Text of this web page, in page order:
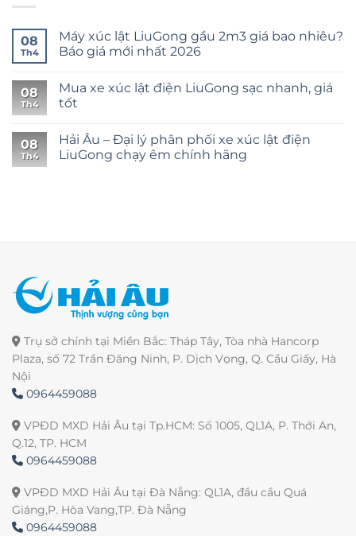
08
Th4
Máy xúc lật LiuGong gầu 2m3 giá bao nhiêu?
Báo giá mới nhất 2026
08
Th4
Mua xe xúc lật điện LiuGong sạc nhanh, giá
tốt
08
Th4
Hải Âu – Đại lý phân phối xe xúc lật điện
LiuGong chạy êm chính hãng
Trụ sở chính tại Miền Bắc: Tháp Tây, Tòa nhà Hancorp
Plaza, số 72 Trần Đăng Ninh, P. Dịch Vọng, Q. Cầu Giấy, Hà
Nội
0964459088
VPĐD MXD Hải Âu tại Tp.HCM: Số 1005, QL1A, P. Thới An,
Q.12, TP. HCM
0964459088
VPĐD MXD Hải Âu tại Đà Nẵng: QL1A, đầu cầu Quá
Giáng,P. Hòa Vang,TP. Đà Nẵng
0964459088